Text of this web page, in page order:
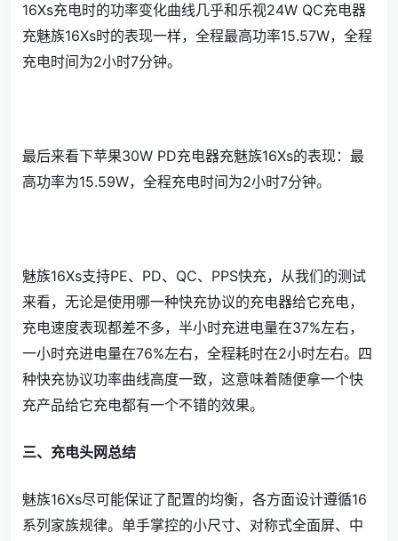
16Xs充电时的功率变化曲线几乎和乐视24W QC充电器
充魅族16Xs时的表现一样，全程最高功率15.57W，全程
充电时间为2小时7分钟。
最后来看下苹果30W PD充电器充魅族16Xs的表现：最
高功率为15.59W，全程充电时间为2小时7分钟。
魅族16Xs支持PE、PD、QC、PPS快充，从我们的测试
来看，无论是使用哪一种快充协议的充电器给它充电，
充电速度表现都差不多，半小时充进电量在37%左右，
一小时充进电量在76%左右，全程耗时在2小时左右。四
种快充协议功率曲线高度一致，这意味着随便拿一个快
充产品给它充电都有一个不错的效果。
三、充电头网总结
魅族16Xs尽可能保证了配置的均衡，各方面设计遵循16
系列家族规律。单手掌控的小尺寸、对称式全面屏、中